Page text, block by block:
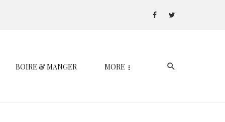
BOIRE & MANGER MORE